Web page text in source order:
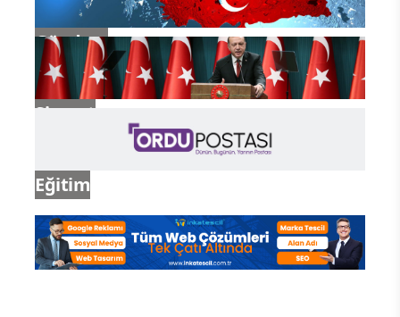
Gündem
Siyaset
Eğitim